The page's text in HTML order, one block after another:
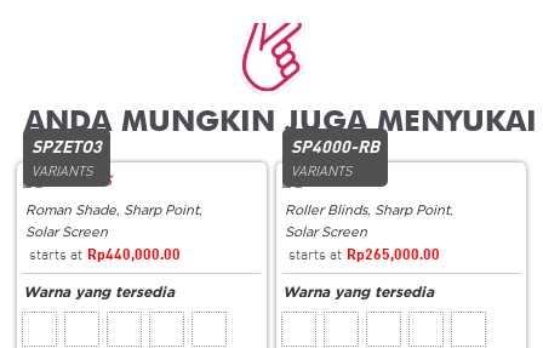
SPZETO3
VARIANTS
Roman Shade Sharp Point,
Solar Screen
Rp440,000.00
SP4000-RB
VARIANTS
Roller Blinds, Sharp Point,
Solar Screen
Rp265,000.00